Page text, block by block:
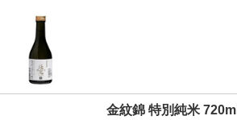
金紋錦 特別純米 720ml